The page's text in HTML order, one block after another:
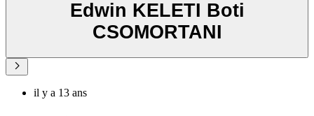
Edwin KELETI Boti
CSOMORTANI
il y a 13 ans